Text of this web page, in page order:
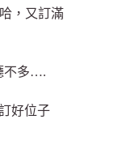
，又訂滿
不多….
好位子